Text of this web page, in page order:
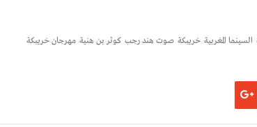
السينما المغربية خريبكة صوت هند رجب كوثر بن هنية مهرجان خريبكة